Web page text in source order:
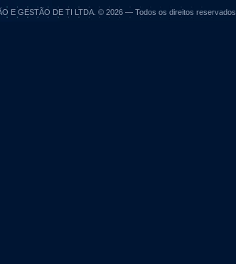
E GESTÃO DE TI LTDA. © 2026 — Todos os direitos reservados.